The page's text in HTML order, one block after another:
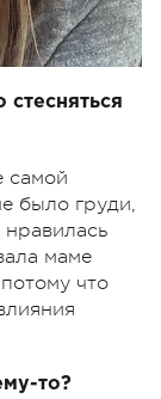
самой
было груди,
маме
что
то?